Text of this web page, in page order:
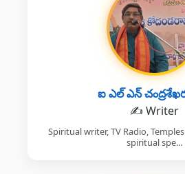
ఐ ఎల్ ఎన్
✍️ Writer
Spiritual writer, TV Radio,
spiritual spe...